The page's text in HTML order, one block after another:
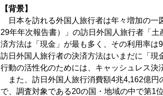
【背景】
日本を訪れる外国人旅行者は年々増加の一
29年年次報告書）」の訪日外国人旅行者「
済方法は「現金」が最も多く、その利用率は
訪日外国人旅行者の決済方法はいまだに「
行動の活性化のためには、キャッシュレス決
また、訪日外国人旅行消費額4兆4,162億円
で、調査対象である20の国・地域の中で第1